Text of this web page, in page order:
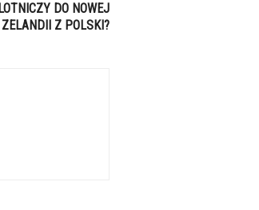
DO NOWEJ
ZELANDII Z POLSKI?